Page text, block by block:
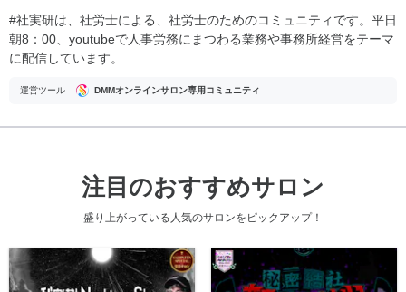
#社実研は、社労士による、社労士のためのコミュニティです。平日
朝8：00、youtubeで人事労務にまつわる業務や事務所経営をテーマ
に配信しています。
運営ツール DMMオンラインサロン専用コミュニティ
注目のおすすめサロン
盛り上がっている人気のサロンをピックアップ！